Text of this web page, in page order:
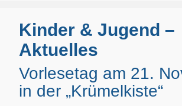
Kinder & Jugend –
Aktuelles
Vorlesetag am 21.
in der „Krümelkiste“